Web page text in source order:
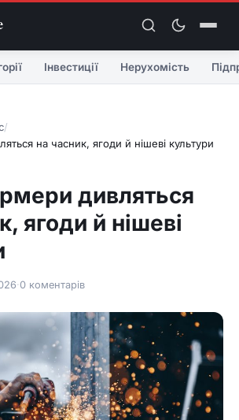
Інвестиції Нерухомість
/
на часник, ягоди й нішеві культури
дивляться
ягоди й нішеві
·0 коментарів